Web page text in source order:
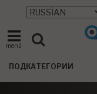
menü
ПОДКАТЕГОРИИ